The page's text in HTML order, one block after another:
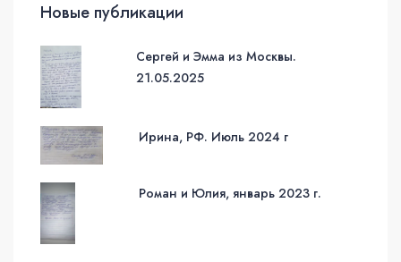
Новые публикации
Сергей и Эмма из Москвы.
21.05.2025
Ирина, РФ. Июль 2024 г
Роман и Юлия, январь 2023 г.